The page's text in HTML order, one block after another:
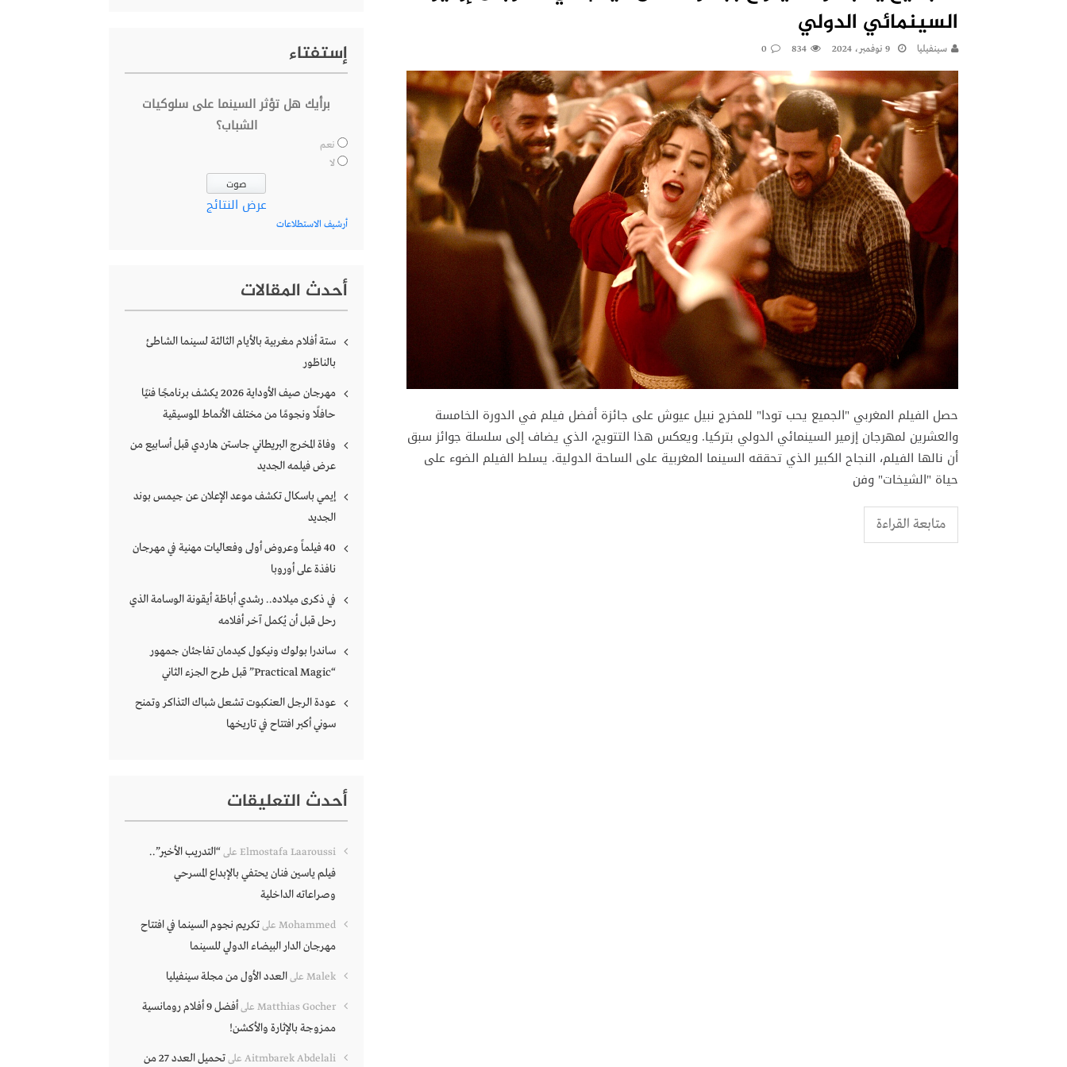
السينمائي الدولي
سينفيليا 9 نوفمبر، 2024 834
0
حصل الفيلم المغربي "الجميع يحب تودا" للمخرج نبيل عيوش على جائزة أفضل فيلم في الدورة الخامسة
والعشرين لمهرجان إزمير السينمائي الدولي بتركيا. ويعكس هذا التتويج، الذي يضاف إلى سلسلة جوائز سبق
أن نالها الفيلم، النجاح الكبير الذي تحققه السينما المغربية على الساحة الدولية. يسلط الفيلم الضوء على
حياة "الشيخات" وفن
متابعة القراءة
إستفتاء
برأيك هل تؤثر السينما على سلوكيات
الشباب؟
نعم
لا
عرض النتائج
أرشيف الاستطلاعات
أحدث المقالات
ستة أفلام مغربية بالأيام الثالثة لسينما الشاطئ
بالناظور
مهرجان صيف الأوداية 2026 يكشف برنامجًا فنيًا
حافلًا ونجومًا من مختلف الأنماط الموسيقية
وفاة المخرج البريطاني جاستن هاردي قبل أسابيع من
عرض فيلمه الجديد
إيمي باسكال تكشف موعد الإعلان عن جيمس بوند
الجديد
40 فيلماً وعروض أولى وفعاليات مهنية في مهرجان
نافذة على أوروبا
في ذكرى ميلاده.. رشدي أباظة أيقونة الوسامة الذي
رحل قبل أن يُكمل آخر أفلامه
ساندرا بولوك ونيكول كيدمان تفاجئان جمهور
“Practical Magic” قبل طرح الجزء الثاني
عودة الرجل العنكبوت تشعل شباك التذاكر وتمنح
سوني أكبر افتتاح في تاريخها
أحدث التعليقات
Elmostafa Laaroussi على“التدريب الأخير”..
فيلم ياسين فنان يحتفي بالإبداع المسرحي
وصراعاته الداخلية
Mohammed علىتكريم نجوم السينما في افتتاح
مهرجان الدار البيضاء الدولي للسينما
Malek علىالعدد الأول من مجلة سينفيليا
Matthias Gocher على
أفضل 9 أفلام رومانسية
ممزوجة بالإثارة والأكشن!
Aitmbarek Abdelali على
تحميل العدد 27 من